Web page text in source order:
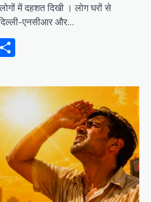
में दहशत दिखी । लोग घरों से
एनसीआर और…